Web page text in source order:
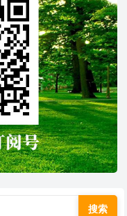
搜索